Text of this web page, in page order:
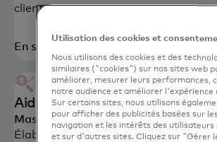
client.
En savoir plus
Aide à la proposition de valeur
Mastercard Advisors
Élaborez des propositions de valeur
Utilisation des cookies et
Nous utilisons des cookies et des
similaires ("cookies") sur nos sites web
améliorer, mesurer leurs performances,
notre audience et améliorer l'expérience
Sur certains sites, nous utilisons
pour afficher des publicités basées sur
navigation et les intérêts des utilisateurs
et sur d'autres sites. Cliquez sur "Gérer